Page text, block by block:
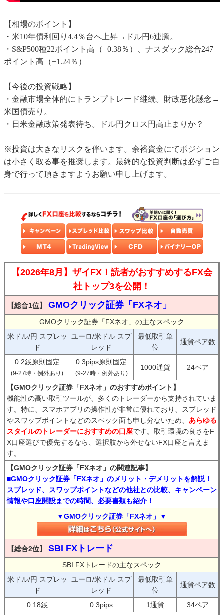
【相場のポイント】
・米10年債利回り4.4％台へ上昇→ドル円6連騰。
・S&P500種22ポイント高（+0.38％）、ナスダック総合247
ポイント高（+1.24％）
【今後の投資戦略】
・金融市場全体的にトランプトレード継続。財政悪化懸念→
米国債売り。
・日米金融政策発表待ち。ドル円クロス円高止まりか？
※投資は大きなリスクを伴います。余裕資金にてポジション
は小さく取る事を推奨します。最終的な投資判断は必ずご自
身で行って頂きますようお願い申し上げます。
【2026年8月】ザイFX！読者がおすすめするFX会
社トップ3を公開！
【総合1位】 GMOクリック証券「FXネオ」
GMOクリック証券「FXネオ」の主なスペック
米ドル/円 スプレッ
ド
ユーロ/米ドル スプ
レッド
最低取引単
位
通貨ペア数
0.2銭原則固定
(9-27時・例外あり)
0.3pips原則固定
(9-27時・例外あり)
1000通貨 24ペア
【GMOクリック証券「FXネオ」のおすすめポイント】
機能性の高い取引ツールが、多くのトレーダーから支持されていま
す。特に、スマホアプリの操作性が非常に優れており、スプレッド
やスワップポイントなどのスペック面も申し分ないため、 あらゆる
スタイルのトレーダーにおすすめの口座です。取引環境の良さをF
X口座選びで優先するなら、選択肢から外せないFX口座と言えま
す。
【GMOクリック証券「FXネオ」の関連記事】
■GMOクリック証券「FXネオ」のメリット・デメリットを解説！
スプレッド、スワップポイントなどの他社との比較、キャンペーン
情報や口座開設までの時間、必要書類も紹介！
▼GMOクリック証券「FXネオ」▼
【総合2位】 SBI FXトレード
SBI FXトレードの主なスペック
米ドル/円 スプレッ
ド
ユーロ/米ドル スプ
レッド
最低取引単
位
通貨ペア数
0.18銭 0.3pips 1通貨
34ペア